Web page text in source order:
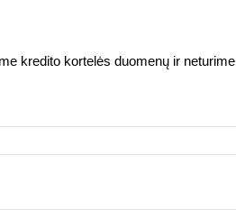
kredito kortelės duomenų ir neturime